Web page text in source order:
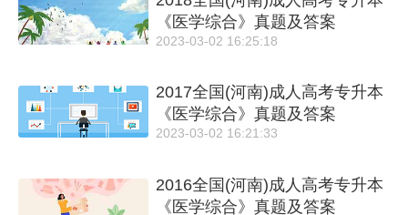
《医学综合》真题及答案
2023-03-02 16:25:18
2017全国(河南)成人高考专升本
《医学综合》真题及答案
2023-03-02 16:21:33
2016全国(河南)成人高考专升本
《医学综合》真题及答案